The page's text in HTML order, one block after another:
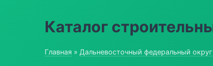
Каталог
Главная » Дальневосточный федеральный округ